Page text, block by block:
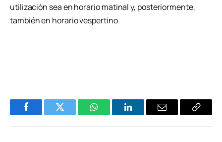
utilización sea en horario matinal y, posteriormente,
también en horario vespertino.
FacebookTwitter WhatsAppLinkedInEmail
Copiar